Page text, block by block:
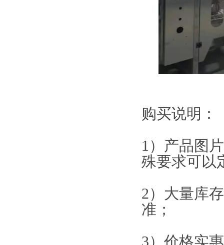
购买说明：
1）产品图
殊要求可以
2）大量库
准；
3）价格实